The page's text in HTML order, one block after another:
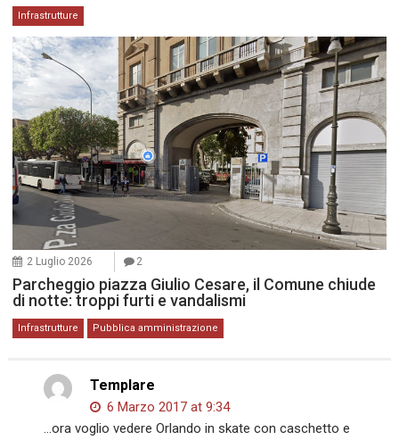
Infrastrutture
2 Luglio 2026 2
Parcheggio piazza Giulio Cesare, il Comune chiude
di notte: troppi furti e vandalismi
Infrastrutture Pubblica amministrazione
Templare
6 Marzo 2017 at 9:34
…ora voglio vedere Orlando in skate con caschetto e